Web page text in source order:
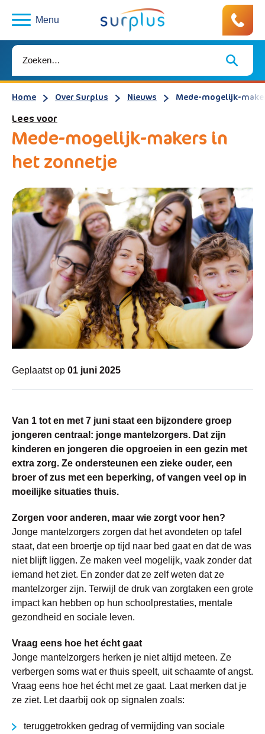
Menu
Home Over Surplus Nieuws Mede-mogelijk-
Lees voor
Mede-mogelijk-makers in
het zonnetje
Geplaatst op 01 juni 2025
Van 1 tot en met 7 juni staat een bijzondere groep
jongeren centraal: jonge mantelzorgers. Dat zijn
kinderen en jongeren die opgroeien in een gezin met
extra zorg. Ze ondersteunen een zieke ouder, een
broer of zus met een beperking, of vangen veel op in
moeilijke situaties thuis.
Zorgen voor anderen, maar wie zorgt voor hen?
Jonge mantelzorgers zorgen dat het avondeten op tafel
staat, dat een broertje op tijd naar bed gaat en dat de was
niet blijft liggen. Ze maken veel mogelijk, vaak zonder dat
iemand het ziet. En zonder dat ze zelf weten dat ze
mantelzorger zijn. Terwijl de druk van zorgtaken een grote
impact kan hebben op hun schoolprestaties, mentale
gezondheid en sociale leven.
Vraag eens hoe het écht gaat
Jonge mantelzorgers herken je niet altijd meteen. Ze
verbergen soms wat er thuis speelt, uit schaamte of angst.
Vraag eens hoe het écht met ze gaat. Laat merken dat je
ze ziet. Let daarbij ook op signalen zoals:
teruggetrokken gedrag of vermijding van sociale